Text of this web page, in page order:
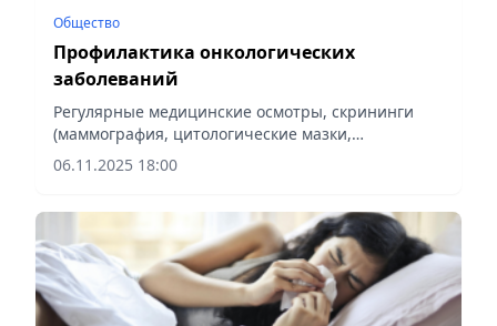
Общество
Профилактика онкологических
заболеваний
Регулярные медицинские осмотры, скрининги
(маммография, цитологические мазки,
колоноскопия) помогают выявить онкологические
заболевания на ранних стадиях, сообщает
06.11.2025 18:00